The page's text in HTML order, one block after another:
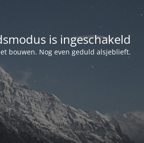
is ingeschakeld
bouwen. Nog even geduld alsjeblieft.